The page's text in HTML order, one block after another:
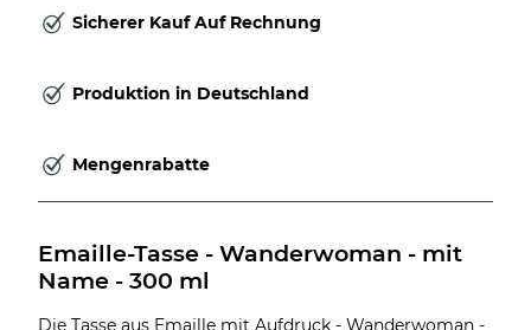
Sicherer Kauf Auf Rechnung
Produktion in Deutschland
Mengenrabatte
Emaille-Tasse - Wanderwoman - mit
Name - 300 ml
Die Tasse aus Emaille mit Aufdruck - Wanderwoman -